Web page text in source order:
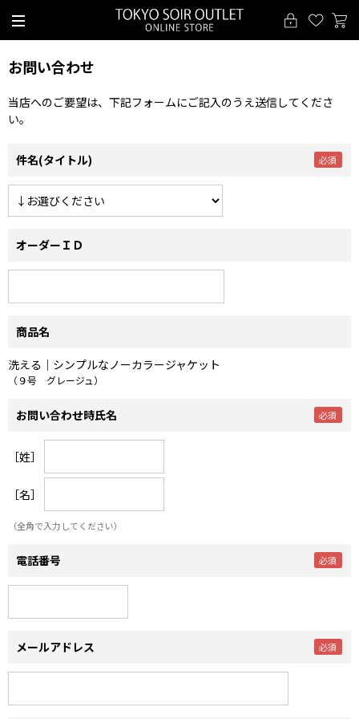
お問い合わせ
当店へのご要望は、下記フォームにご記入のうえ送信してくださ
い。
件名(タイトル)
オーダーＩＤ
商品名
洗える｜シンプルなノーカラージャケット
（９号 グレージュ）
お問い合わせ時氏名
［姓］
［名］
（全角で入力してください）
電話番号
メールアドレス